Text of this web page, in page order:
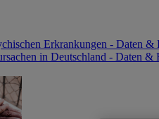
Erkrankungen - Daten &
in Deutschland - Daten &